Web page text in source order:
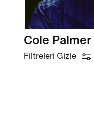
Cole Palmer
Filtreleri Gizle